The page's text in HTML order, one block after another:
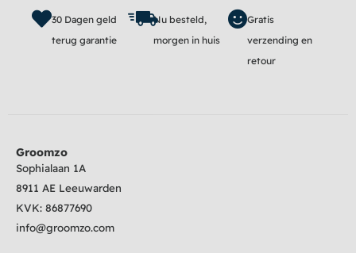
30 Dagen geld
terug garantie
Nu besteld,
morgen in huis
Gratis
verzending en
retour
Groomzo
Sophialaan 1A
8911 AE Leeuwarden
KVK: 86877690
info@groomzo.com